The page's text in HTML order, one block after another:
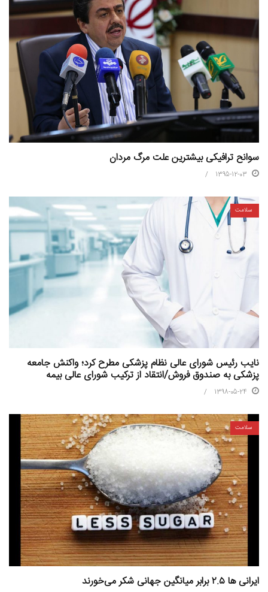
سوانح ترافیکی بیشترین علت مرگ مردان
1395-12-03
سلامت
نایب رئیس شورای عالی نظام پزشکی مطرح کرد؛ واکنش جامعه
پزشکی به صندوق فروش/انتقاد از ترکیب شورای عالی بیمه
1398-05-24
سلامت
ایرانی ها ۲.۵ برابر میانگین جهانی شکر می‌خورند